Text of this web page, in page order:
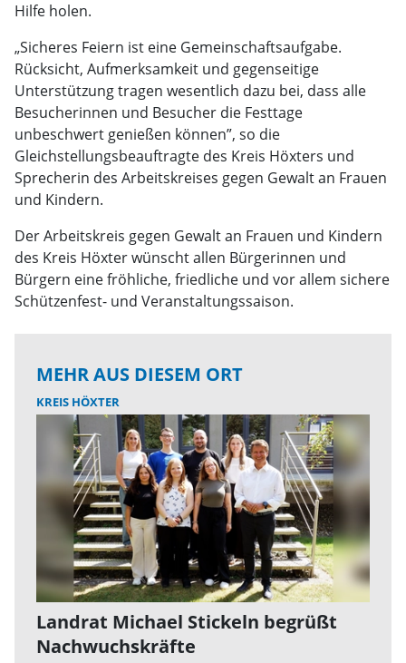
Hilfe holen.
„Sicheres Feiern ist eine Gemeinschaftsaufgabe.
Rücksicht, Aufmerksamkeit und gegenseitige
Unterstützung tragen wesentlich dazu bei, dass alle
Besucherinnen und Besucher die Festtage
unbeschwert genießen können”, so die
Gleichstellungsbeauftragte des Kreis Höxters und
Sprecherin des Arbeitskreises gegen Gewalt an Frauen
und Kindern.
Der Arbeitskreis gegen Gewalt an Frauen und Kindern
des Kreis Höxter wünscht allen Bürgerinnen und
Bürgern eine fröhliche, friedliche und vor allem sichere
Schützenfest- und Veranstaltungssaison.
MEHR AUS DIESEM ORT
KREIS HÖXTER
Landrat Michael Stickeln begrüßt
Nachwuchskräfte